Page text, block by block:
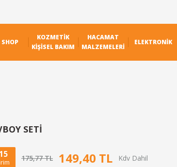
SHOP
KOZMETIK
KIŞISEL BAKIM
HACAMAT
MALZEMELERI
ELEKTRONIK
SETİ
175,77 TL 149,40 TL